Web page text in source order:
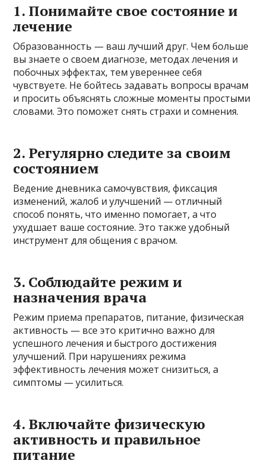
1. Понимайте свое состояние и
лечение
Образованность — ваш лучший друг. Чем больше
вы знаете о своем диагнозе, методах лечения и
побочных эффектах, тем увереннее себя
чувствуете. Не бойтесь задавать вопросы врачам
и просить объяснять сложные моменты простыми
словами. Это поможет снять страхи и сомнения.
2. Регулярно следите за своим
состоянием
Ведение дневника самочувствия, фиксация
изменений, жалоб и улучшений — отличный
способ понять, что именно помогает, а что
ухудшает ваше состояние. Это также удобный
инструмент для общения с врачом.
3. Соблюдайте режим и
назначения врача
Режим приема препаратов, питание, физическая
активность — все это критично важно для
успешного лечения и быстрого достижения
улучшений. При нарушениях режима
эффективность лечения может снизиться, а
симптомы — усилиться.
4. Включайте физическую
активность и правильное
питание